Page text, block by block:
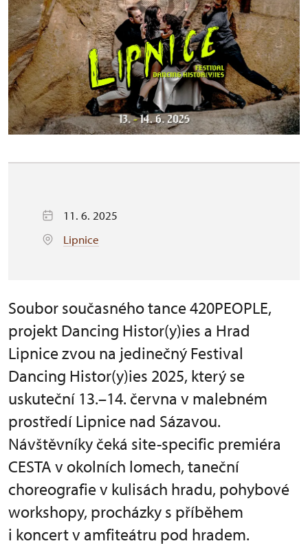
11. 6. 2025
Lipnice
Soubor současného tance 420PEOPLE,
projekt Dancing Histor(y)ies a Hrad
Lipnice zvou na jedinečný Festival
Dancing Histor(y)ies 2025, který se
uskuteční 13.–14. června v malebném
prostředí Lipnice nad Sázavou.
Návštěvníky čeká site-specific premiéra
CESTA v okolních lomech, taneční
choreografie v kulisách hradu, pohybové
workshopy, procházky s příběhem
i koncert v amfiteátru pod hradem.